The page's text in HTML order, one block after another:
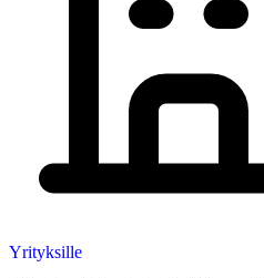
Yrityksille